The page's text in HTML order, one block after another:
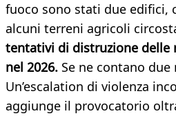
fuoco sono stati due edifici,
alcuni terreni agricoli
tentativi di distruzione delle
nel 2026. Se ne contano due
Un’escalation di violenza
aggiunge il provocatorio